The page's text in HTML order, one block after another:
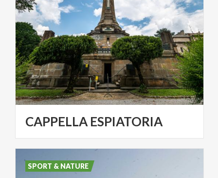
CAPPELLA ESPIATORIA
SPORT & NATURE